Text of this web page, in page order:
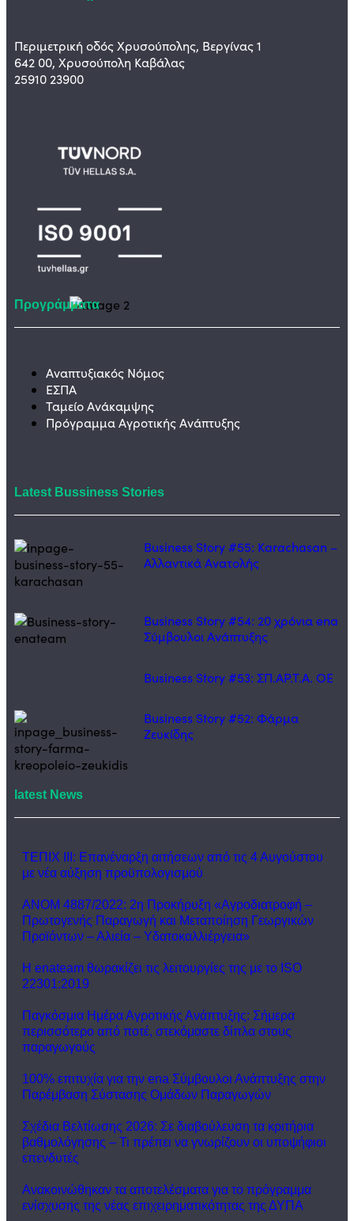
Περιμετρική οδός Χρυσούπολης, Βεργίνας 1
642 00, Χρυσούπολη Καβάλας
25910 23900
Προγράμματα
Αναπτυξιακός Νόμος
ΕΣΠΑ
Ταμείο Ανάκαμψης
Πρόγραμμα Αγροτικής Ανάπτυξης
Latest Bussiness Stories
Business Story #55: Karachasan –
Αλλαντικά Ανατολής
Business Story #54: 20 χρόνια ena
Σύμβουλοι Ανάπτυξης
Business Story #53: ΣΠ.ΑΡ.Τ.Α. ΟΕ
Business Story #52: Φάρμα
Ζευκίδης
latest News
ΤΕΠΙΧ ΙΙΙ: Επανέναρξη αιτήσεων από τις 4 Αυγούστου
με νέα αύξηση προϋπολογισμού
ΑΝΟΜ 4887/2022: 2η Προκήρυξη «Αγροδιατροφή –
Πρωτογενής Παραγωγή και Μεταποίηση Γεωργικών
Προϊόντων – Αλιεία – Υδατοκαλλιέργεια»
Η enateam θωρακίζει τις λειτουργίες της με το ISO
22301:2019
Παγκόσμια Ημέρα Αγροτικής Ανάπτυξης: Σήμερα
περισσότερο από ποτέ, στεκόμαστε δίπλα στους
παραγωγούς
100% επιτυχία για την ena Σύμβουλοι Ανάπτυξης στην
Παρέμβαση Σύστασης Ομάδων Παραγωγών
Σχέδια Βελτίωσης 2026: Σε διαβούλευση τα κριτήρια
βαθμολόγησης – Τι πρέπει να γνωρίζουν οι υποψήφιοι
επενδυτές
Ανακοινώθηκαν τα αποτελέσματα για το πρόγραμμα
ενίσχυσης της νέας επιχειρηματικότητας της ΔΥΠΑ